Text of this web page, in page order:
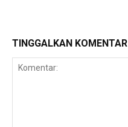
TINGGALKAN KOMENTAR